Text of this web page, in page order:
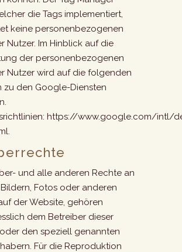
die Tags implementiert,
keine personenbezogenen
Nutzer. Im Hinblick auf die
der personenbezogenen
Nutzer wird auf die folgenden
zu den Google-Diensten
https://www.google.com/intl/
.
und alle anderen Rechte an
Fotos oder anderen
der Website, gehören
dem Betreiber dieser
den speziell genannten
Für die Reproduktion